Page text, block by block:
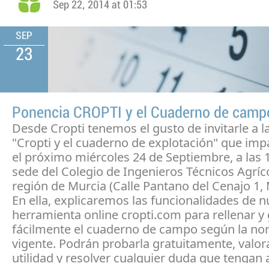
Sep 22, 2014 at 01:53
SEP
23
Ponencia CROPTI y el Cuaderno de
Desde Cropti tenemos el gusto de invitarle a
"Cropti y el cuaderno de explotación" que
el próximo miércoles 24 de Septiembre, a las
sede del Colegio de Ingenieros Técnicos
región de Murcia (Calle Pantano del Cenajo 1,
En ella, explicaremos las funcionalidades de
herramienta online cropti.com para rellenar y
fácilmente el cuaderno de campo según la
vigente. Podrán probarla gratuitamente,
utilidad y resolver cualquier duda que tengan